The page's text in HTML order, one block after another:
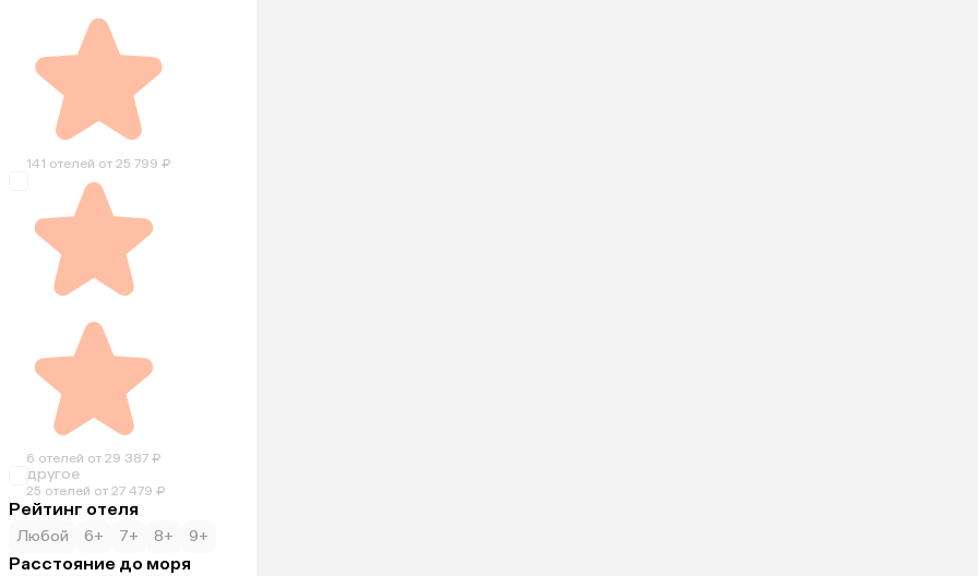
141 отелей от 25 799 ₽
6 отелей от 29 387 ₽
другое
25 отелей от 27 479 ₽
Рейтинг отеля
Любой 6+ 7+ 8+ 9+
Расстояние до моря